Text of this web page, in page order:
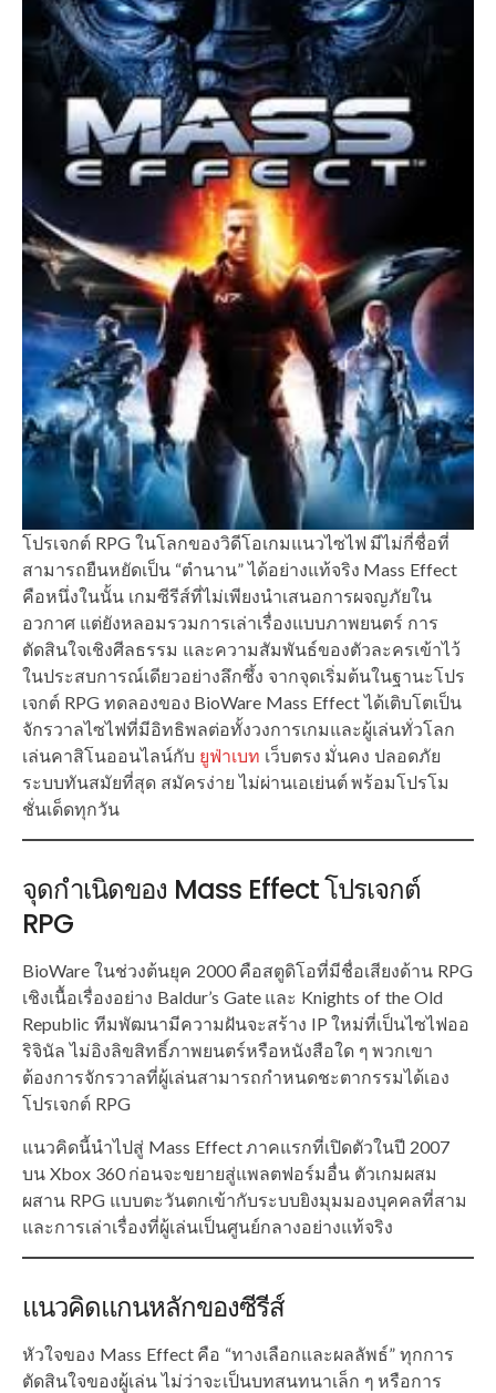
โปรเจกต์ RPG ในโลกของวิดีโอเกมแนวไซไฟ มีไม่กี่ชื่อที่
สามารถยืนหยัดเป็น “ตำนาน” ได้อย่างแท้จริง Mass Effect
คือหนึ่งในนั้น เกมซีรีส์ที่ไม่เพียงนำเสนอการผจญภัยใน
อวกาศ แต่ยังหลอมรวมการเล่าเรื่องแบบภาพยนตร์ การ
ตัดสินใจเชิงศีลธรรม และความสัมพันธ์ของตัวละครเข้าไว้
ในประสบการณ์เดียวอย่างลึกซึ้ง จากจุดเริ่มต้นในฐานะโปร
เจกต์ RPG ทดลองของ BioWare Mass Effect ได้เติบโตเป็น
จักรวาลไซไฟที่มีอิทธิพลต่อทั้งวงการเกมและผู้เล่นทั่วโลก
เล่นคาสิโนออนไลน์กับ ยูฟ่าเบท เว็บตรง มั่นคง ปลอดภัย
ระบบทันสมัยที่สุด สมัครง่าย ไม่ผ่านเอเย่นต์ พร้อมโปรโม
ชั่นเด็ดทุกวัน
จุดกำเนิดของ Mass Effect โปรเจกต์
RPG
BioWare ในช่วงต้นยุค 2000 คือสตูดิโอที่มีชื่อเสียงด้าน RPG
เชิงเนื้อเรื่องอย่าง Baldur’s Gate และ Knights of the Old
Republic ทีมพัฒนามีความฝันจะสร้าง IP ใหม่ที่เป็นไซไฟออ
ริจินัล ไม่อิงลิขสิทธิ์ภาพยนตร์หรือหนังสือใด ๆ พวกเขา
ต้องการจักรวาลที่ผู้เล่นสามารถกำหนดชะตากรรมได้เอง
โปรเจกต์ RPG
แนวคิดนี้นำไปสู่ Mass Effect ภาคแรกที่เปิดตัวในปี 2007
บน Xbox 360 ก่อนจะขยายสู่แพลตฟอร์มอื่น ตัวเกมผสม
ผสาน RPG แบบตะวันตกเข้ากับระบบยิงมุมมองบุคคลที่สาม
และการเล่าเรื่องที่ผู้เล่นเป็นศูนย์กลางอย่างแท้จริง
แนวคิดแกนหลักของซีรีส์
หัวใจของ Mass Effect คือ “ทางเลือกและผลลัพธ์” ทุกการ
ตัดสินใจของผู้เล่น ไม่ว่าจะเป็นบทสนทนาเล็ก ๆ หรือการ